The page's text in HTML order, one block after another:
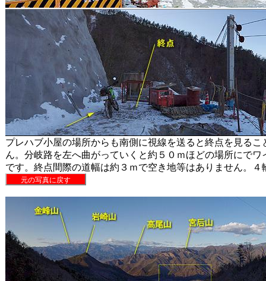
プレハブ小屋の場所からも南側に視線を送ると終点を見る
ん。分岐路を左へ曲がっていくと約５０ｍほどの場所にで
です。終点間際の道幅は約３ｍで空き地等はありません。
元の写真に戻す